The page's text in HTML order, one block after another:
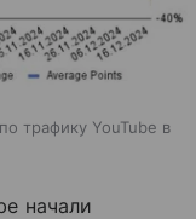
трафику YouTube в
начали